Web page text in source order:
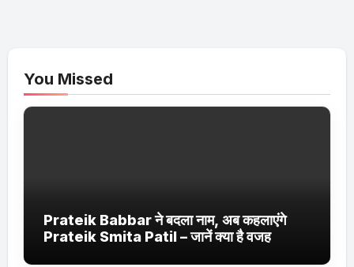
You Missed
Prateik Babbar ने बदला नाम, अब कहलाएंगे
Prateik Smita Patil – जानें क्या है वजह